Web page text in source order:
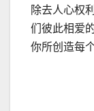
除去人心权
们彼此相爱
你所创造每